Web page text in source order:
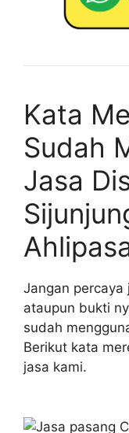
Kata
Sudah
Jasa
Jangan
ataupun bukti
sudah
Berikut kata
jasa kami.